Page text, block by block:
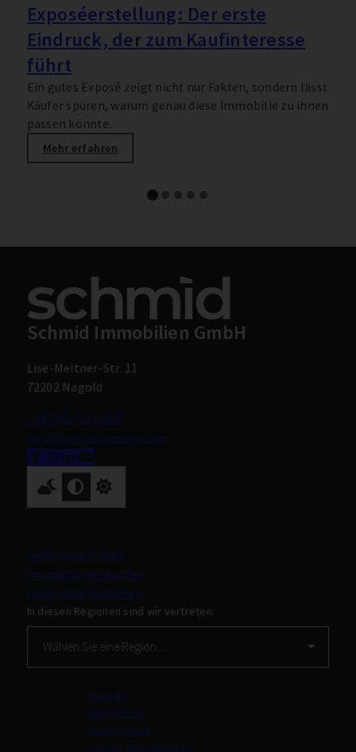
Exposéerstellung: Der erste
Eindruck, der zum Kaufinteresse
führt
Ein gutes Exposé zeigt nicht nur Fakten, sondern lässt
Käufer spüren, warum genau diese Immobilie zu ihnen
passen könnte.
Mehr erfahren
Schmid Immobilien GmbH
Lise-Meitner-Str. 11
72202 Nagold
+49 7452 6311800
info@schmid-immo.com
In diesen Regionen sind wir vertreten:
Immobilie finden
Immobilie verkaufen
Immobilie bewerten
Kontakt
Impressum
Datenschutz
Cookie-Einstellungen